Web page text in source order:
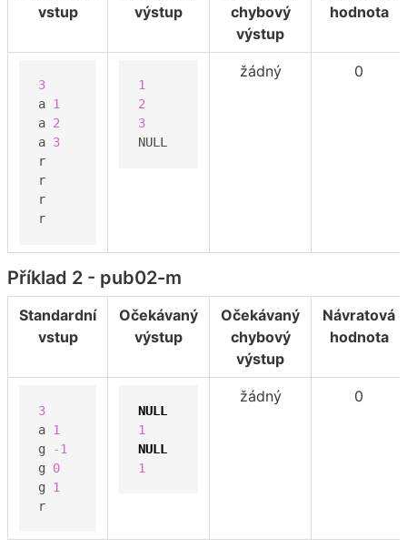
vstup
výstup
chybový
výstup
hodnota
3
a 1
a 2
a 3
r
r
r
r
1
2
3
NULL
žádný 0
Příklad 2 - pub02-m
Standardní
vstup
Očekávaný
výstup
Očekávaný
chybový
výstup
Návratová
hodnota
3
a 1
g
-1
g 0
g 1
r
NULL
1
NULL
1
žádný 0